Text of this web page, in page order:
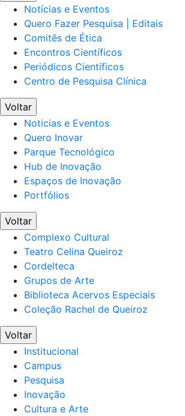
Notícias e Eventos
Quero Fazer Pesquisa | Editais
Comitês de Ética
Encontros Científicos
Periódicos Científicos
Centro de Pesquisa Clínica
Voltar
Noticias e Eventos
Quero Inovar
Parque Tecnológico
Hub de Inovação
Espaços de Inovação
Portfólios
Voltar
Complexo Cultural
Teatro Celina Queiroz
Cordelteca
Grupos de Arte
Biblioteca Acervos Especiais
Coleção Rachel de Queiroz
Voltar
Institucional
Campus
Pesquisa
Inovação
Cultura e Arte